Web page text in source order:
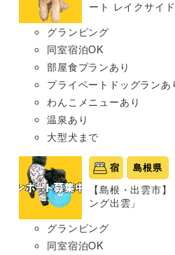
ート レイクサイ
グランピング
同室宿泊OK
部屋食プランあり
プライベートドッグランあ
わんこメニューあり
温泉あり
大型犬まで
宿 島根県
【島根・出雲市
ング出雲」
グランピング
同室宿泊OK